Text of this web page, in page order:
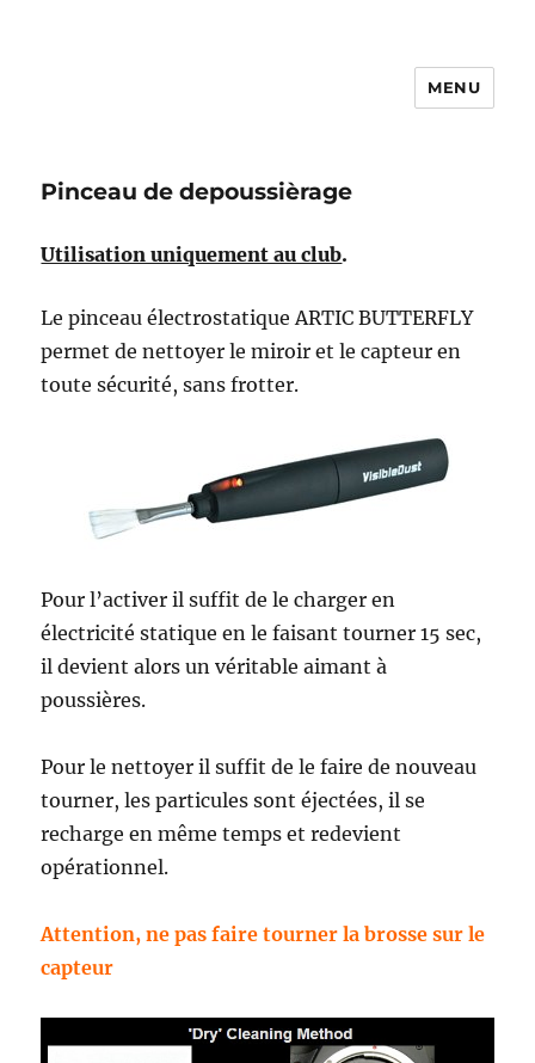
Photo Vidéo Club de Compiègne
MENU
Pinceau de depoussièrage
Utilisation uniquement au club.
Le pinceau électrostatique ARTIC BUTTERFLY
permet de nettoyer le miroir et le capteur en
toute sécurité, sans frotter.
Pour l’activer il suffit de le charger en
électricité statique en le faisant tourner 15 sec,
il devient alors un véritable aimant à
poussières.
Pour le nettoyer il suffit de le faire de nouveau
tourner, les particules sont éjectées, il se
recharge en même temps et redevient
opérationnel.
Attention, ne pas faire tourner la brosse sur le
capteur